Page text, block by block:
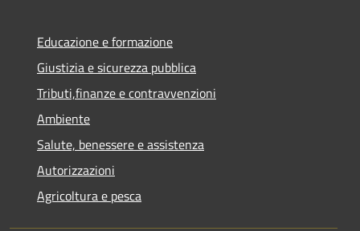
Educazione e formazione
Giustizia e sicurezza pubblica
Tributi,finanze e contravvenzioni
Ambiente
Salute, benessere e assistenza
Autorizzazioni
Agricoltura e pesca